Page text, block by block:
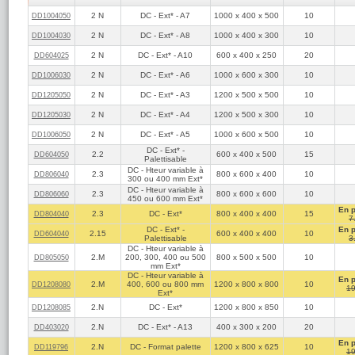
Anonyme
5/5
(réf:DD1004030)
Costaud et livraison impeccable. Les cartons sont restés
intacts.
Anonyme
5
Résistant
JR
5/5
(réf:DD1004030)
5*****
AD...M
5/5
(réf:DD1004030)
Bonne qualité, j'avais déjà acheté ce carton sur un site
concurrent. Ici il est moins cher.
Je recommanderais sans doute
MARCO
Livraison rapide , toujours excellent
Astrak
5/5
(réf:DD604025)
Excellente qualité
SUEF
5
(réf:DD604025)
DD1004050 2 N DC - Ext* - A7 1000 x 400 x 500 10
DD1004030 2 N DC - Ext* - A8 1000 x 400 x 300 10
DD604025 2 N DC - Ext* - A10 600 x 400 x 250 20
DD1006030 2 N DC - Ext* - A6 1000 x 600 x 300 10
DD1205050 2 N DC - Ext* - A3 1200 x 500 x 500 10
DD1205030 2 N DC - Ext* - A4 1200 x 500 x 300 10
DD1006050 2 N DC - Ext* - A5 1000 x 600 x 500 10
DD604050 2.2
DC - Ext* -
Palettisable
600 x 400 x 500 15
DD806040 2.3
DC - Hteur variable à
300 ou 400 mm Ext*
800 x 600 x 400 10
DD806060 2.3
DC - Hteur variable à
450 ou 600 mm Ext*
800 x 600 x 600 10
DD804040 2.3 DC - Ext* 800 x 400 x 400 15
En
DD604040 2.15
DC - Ext* -
Palettisable
600 x 400 x 400 10
En
DD805050 2.M
DC - Hteur variable à
200, 300, 400 ou 500
mm Ext*
800 x 500 x 500 10
DD1208080 2.M
DC - Hteur variable à
400, 600 ou 800 mm
Ext*
1200 x 800 x 800 10
En
DD1208085 2.N DC - Ext* 1200 x 800 x 850 10
DD403020 2.N DC - Ext* - A13 400 x 300 x 200 20
DD119796 2.N DC - Format palette 1200 x 800 x 625 10
En